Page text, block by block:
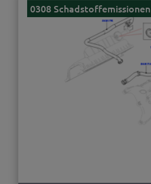
0308 Schadstoffemissionen